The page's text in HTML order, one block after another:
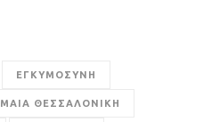
ΕΓΚΥΜΟΣΥΝΗ
ΜΑΙΑ ΘΕΣΣΑΛΟΝΙΚΗ